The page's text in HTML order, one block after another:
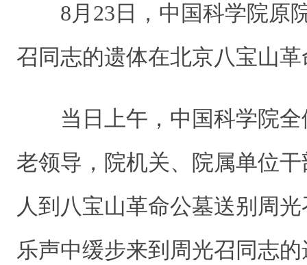
8月23日，中国科学院原
召同志的遗体在北京八宝山
当日上午，中国科学院
老领导，院机关、院属单位
人到八宝山革命公墓送别周
乐声中缓步来到周光召同志